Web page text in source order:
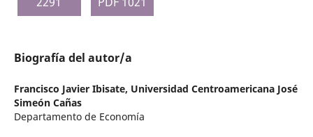
Biografía del autor/a
Francisco Javier Ibisate, Universidad Centroamericana José
Simeón Cañas
Departamento de Economía